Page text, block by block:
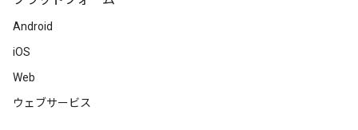
Android
iOS
Web
ウェブサービス